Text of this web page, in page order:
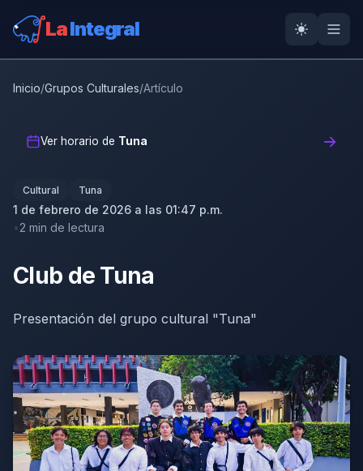
LaIntegral
Inicio/Grupos Culturales/Artículo
Ver horario de Tuna
Cultural Tuna
1 de febrero de 2026 a las 01:47 p.m.
2 min de lectura
Club de Tuna
Presentación del grupo cultural "Tuna"